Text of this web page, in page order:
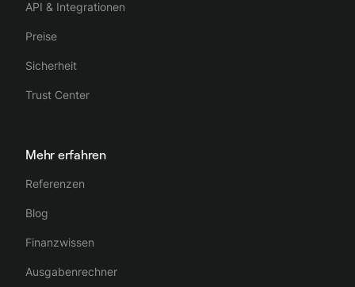
API & Integrationen
Preise
Sicherheit
Trust Center
Mehr erfahren
Referenzen
Blog
Finanzwissen
Ausgabenrechner